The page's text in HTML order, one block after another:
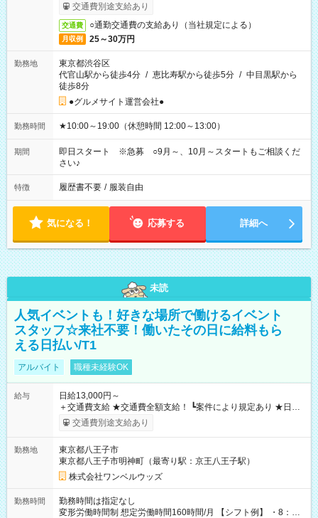
交通費別途支給あり
交通費 ○通勤交通費の支給あり（当社規定による）
月収例 25～30万円
勤務地
東京都渋谷区
代官山駅から徒歩4分 / 恵比寿駅から徒歩5分 / 中目黒駅から
徒歩8分
●グルメサイト運営会社●
勤務時間 ★10:00～19:00（休憩時間 12:00～13:00）
期間
即日スタート ※急募 ○9月～、10月～スタートもご相談くだ
さい♪
特徴 履歴書不要 / 服装自由
気になる！ 応募する 詳細へ
未読
人気イベントも！好きな場所で働けるイベント
スタッフ☆来社不要！働いたその日に給料もら
える日払い/T1
アルバイト 職種未経験OK
給与
日給13,000円～
＋交通費支給 ★交通費全額支給！ ┗案件により規定あり ★日払
いOK！（規定あり） ┗働いたその日に現金GET♪ お仕事後はコ
ンビニATMから 日払い分を引き落とせます！ 【試用期間】試
交通費別途支給あり
勤務地
東京都八王子市
東京都八王子市明神町（最寄り駅：京王八王子駅）
株式会社ワンベルウッズ
勤務時間
勤務時間は指定なし
変形労働時間制 想定労働時間160時間/月 【シフト例】 ・8：00